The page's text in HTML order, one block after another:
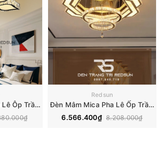
Đèn Mâm Mica Pha Lê Ôp Trần Phòng Khách Hiện Đại MKPL-08
Redsun
Đèn Mâm Mica Pha Lê Ốp Trần Phòng Khách Hiện Đại MKPL-01
6.566.400₫ 8.208.000₫